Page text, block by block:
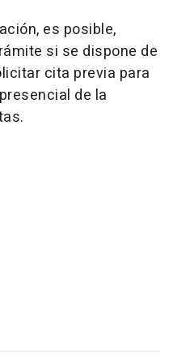
es posible,
si se dispone de
cita previa para
de la